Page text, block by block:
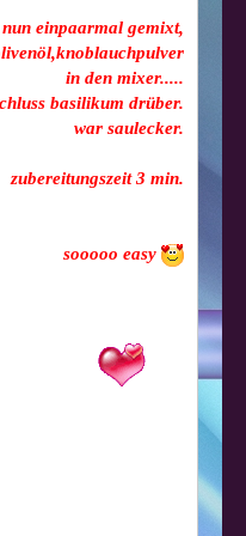
einpaarmal gemixt,
in den mixer.....
basilikum drüber.
war saulecker.
zubereitungszeit 3 min.
sooooo easy